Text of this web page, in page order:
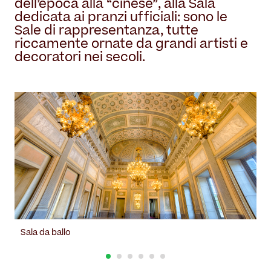
dell’epoca alla “cinese”, alla Sala
dedicata ai pranzi ufficiali: sono le
Sale di rappresentanza, tutte
riccamente ornate da grandi artisti e
decoratori nei secoli.
Sala da ballo